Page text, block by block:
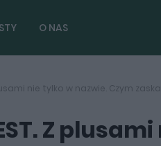
O NAS
nie tylko w nazwie. Czym
Z